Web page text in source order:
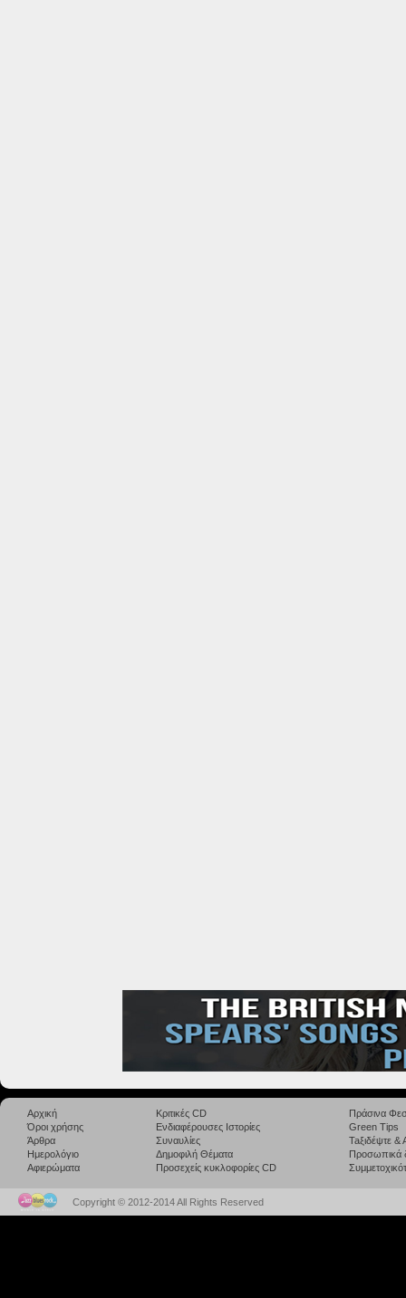
Αρχική
Όροι χρήσης
Άρθρα
Ημερολόγιο
Αφιερώματα
Κριτικές CD
Ενδιαφέρουσες Ιστορίες
Συναυλίες
Δημοφιλή Θέματα
Προσεχείς κυκλοφορίες CD
Πράσινα
Green Tips
Taξιδέψτε
Προσωπικά
Copyright © 2012-2014 All Rights Reserved